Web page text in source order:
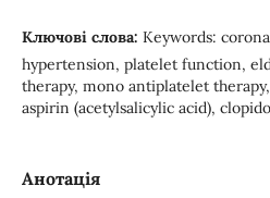
Ключові слова: Keywords:
hypertension, platelet function,
therapy, mono antiplatelet
aspirin (acetylsalicylic acid),
Анотація